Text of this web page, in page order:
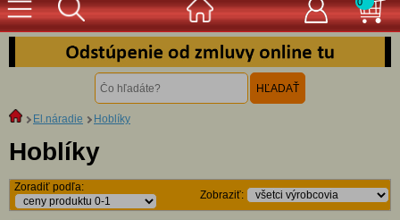
El.náradie Hoblíky
Hoblíky
Zoradiť podľa:
Zobraziť: